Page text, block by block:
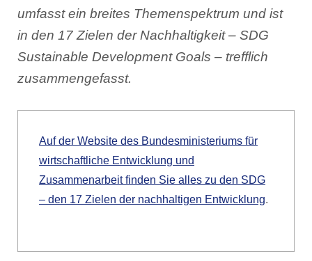
umfasst ein breites Themenspektrum und ist
in den 17 Zielen der Nachhaltigkeit – SDG
Sustainable Development Goals – trefflich
zusammengefasst.
Auf der Website des Bundesministeriums für
wirtschaftliche Entwicklung und
Zusammenarbeit finden Sie alles zu den SDG
– den 17 Zielen der nachhaltigen Entwicklung.